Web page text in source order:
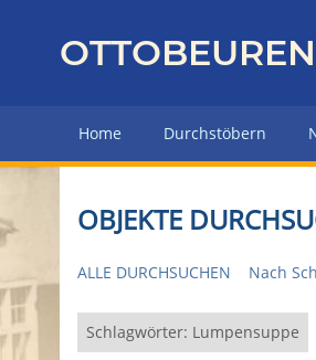
z
r
H
u
p
Home Durchstöbern
OBJEKTE
ALLE DURCHSUCHEN Nach
Schlagwörter: Lumpensuppe